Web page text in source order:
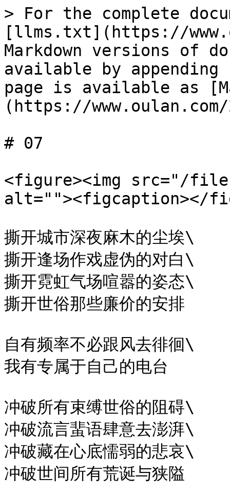
> For the complete
[llms.txt](https://
Markdown versions of
available by
page is available as
(https://
# 07
<figure><img src="/files/
alt=""><figcaption></
撕开城市深夜麻木的尘埃\
撕开逢场作戏虚伪的对白\
撕开霓虹气场喧嚣的姿态\
撕开世俗那些廉价的安排
自有频率不必跟风去徘徊\
我有专属于自己的电台
冲破所有束缚世俗的阻碍\
冲破流言蜚语肆意去澎湃\
冲破藏在心底懦弱的悲哀\
冲破世间所有荒诞与狭隘